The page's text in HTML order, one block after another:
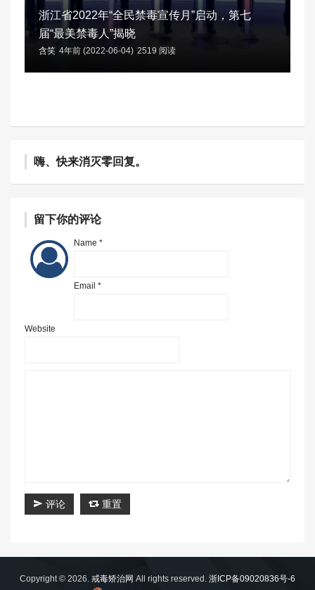
浙江省2022年“全民禁毒宣传月”启动，第七
届“最美禁毒人”揭晓
含笑 4年前 (2022-06-04) 2519 阅读
嗨、快来消灭零回复。
留下你的评论
Name *
Email *
Website
评论 重置
Copyright © 2026. 戒毒矫治网 All rights reserved. 浙ICP备09020836号-6